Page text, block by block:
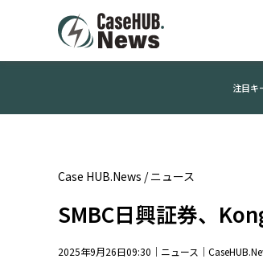
注目キ
Case HUB.News /ニュース
SMBC日興証券、
2025年9月26日09:30｜ ニュース ｜